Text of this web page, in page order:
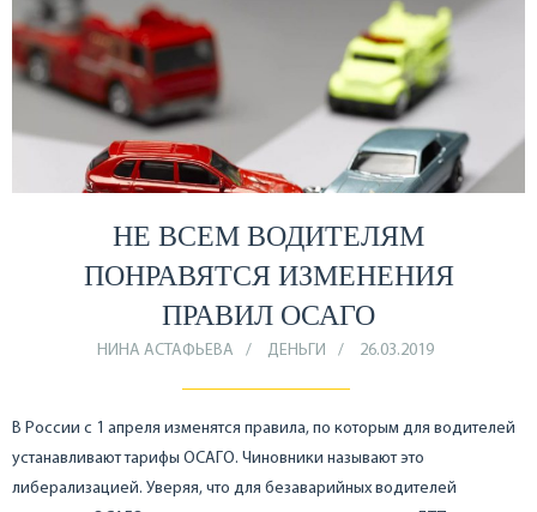
НЕ ВСЕМ ВОДИТЕЛЯМ
ПОНРАВЯТСЯ ИЗМЕНЕНИЯ
ПРАВИЛ ОСАГО
НИНА АСТАФЬЕВА ДЕНЬГИ 26.03.2019
В России с 1 апреля изменятся правила, по которым для водителей
устанавливают тарифы ОСАГО. Чиновники называют это
либерализацией. Уверяя, что для безаварийных водителей